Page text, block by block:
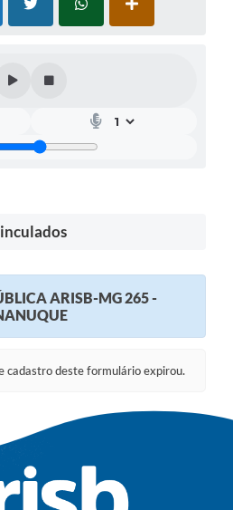
ARISB-MG 265 -
cadastro deste formulário expirou.